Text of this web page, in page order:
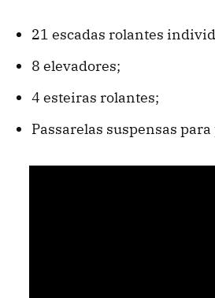
21 escadas rolantes
8 elevadores;
4 esteiras rolantes;
Passarelas suspensas